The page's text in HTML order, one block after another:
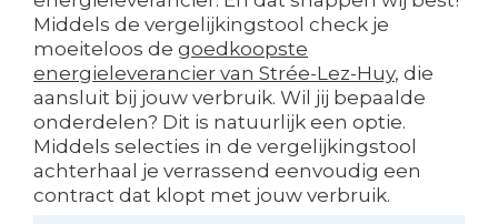
Middels de vergelijkingstool check je
moeiteloos de goedkoopste
energieleverancier van Strée-Lez-Huy, die
aansluit bij jouw verbruik. Wil jij bepaalde
onderdelen? Dit is natuurlijk een optie.
Middels selecties in de vergelijkingstool
achterhaal je verrassend eenvoudig een
contract dat klopt met jouw verbruik.